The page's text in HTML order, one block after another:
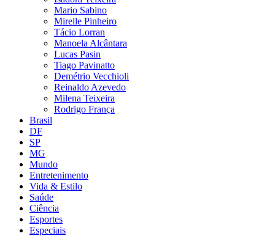
Mario Sabino
Mirelle Pinheiro
Tácio Lorran
Manoela Alcântara
Lucas Pasin
Tiago Pavinatto
Demétrio Vecchioli
Reinaldo Azevedo
Milena Teixeira
Rodrigo França
Brasil
DF
SP
MG
Mundo
Entretenimento
Vida & Estilo
Saúde
Ciência
Esportes
Especiais